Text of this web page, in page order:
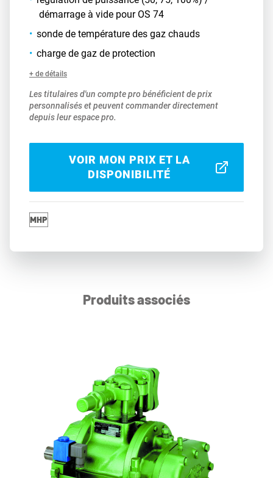
démarrage à vide pour OS 74
sonde de température des gaz chauds
charge de gaz de protection
+ de détails
Les titulaires d'un compte pro bénéficient de prix
personnalisés et peuvent commander directement
depuis leur espace pro.
VOIR MON PRIX ET LA
DISPONIBILITÉ
Produits associés